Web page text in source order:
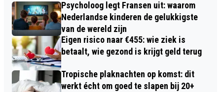
Psycholoog legt Fransen uit: waarom
Nederlandse kinderen de gelukkigste
van de wereld zijn
Eigen risico naar €455: wie ziek is
betaalt, wie gezond is krijgt geld terug
Tropische plaknachten op komst: dit
werkt écht om goed te slapen bij 20+